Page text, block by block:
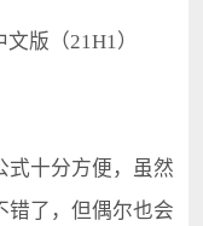
版（21H1）
十分方便，虽然
错了，但偶尔也会